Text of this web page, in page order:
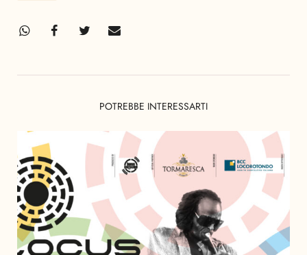
POTREBBE INTERESSARTI